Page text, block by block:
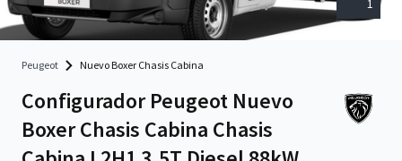
1
Peugeot Nuevo Boxer Chasis Cabina
Configurador Peugeot Nuevo
Boxer Chasis Cabina Chasis